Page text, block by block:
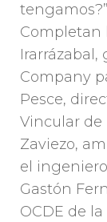
Completan
Company
Pesce,
Vincular de
Zaviezo,
el
Gastón
OCDE de